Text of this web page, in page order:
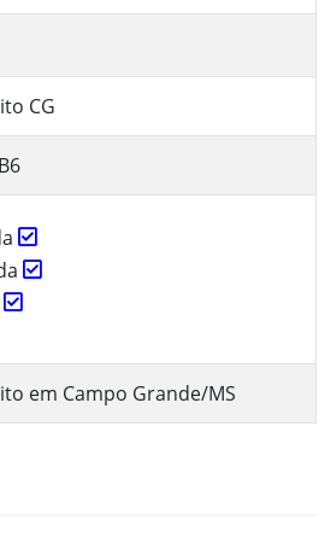
CG
em Campo Grande/MS